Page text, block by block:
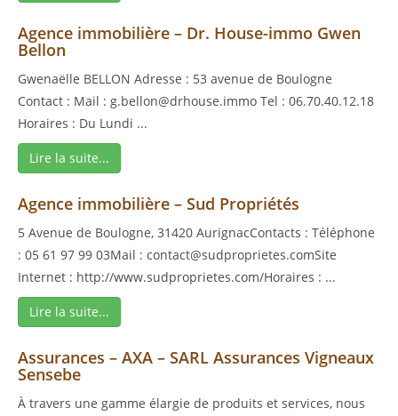
Agence immobilière – Dr. House-immo Gwen
Bellon
Gwenaëlle BELLON Adresse : 53 avenue de Boulogne
Contact : Mail : g.bellon@drhouse.immo Tel : 06.70.40.12.18
Horaires : Du Lundi ...
Lire la suite...
Agence immobilière – Sud Propriétés
5 Avenue de Boulogne, 31420 AurignacContacts : Téléphone
: 05 61 97 99 03Mail : contact@sudproprietes.comSite
Internet : http://www.sudproprietes.com/Horaires : ...
Lire la suite...
Assurances – AXA – SARL Assurances Vigneaux
Sensebe
À travers une gamme élargie de produits et services, nous